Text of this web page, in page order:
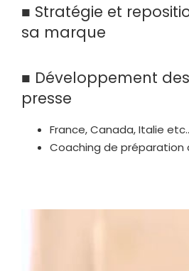
■ Stratégie et
sa marque
■ Développement
presse
France, Canada, Italie
Coaching de préparation